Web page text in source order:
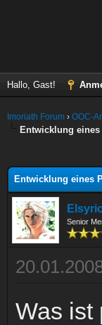
Hallo, Gast!
Imoriath Forum › OOC-
Entwicklung
Entwicklung eines
Senior
Was ist